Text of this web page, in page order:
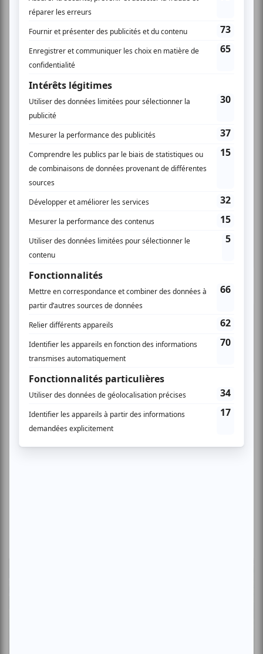
Festival Colline
Musique Québécoise Pop franco Variété
Lac-Mégantic
Plusieurs offres promo